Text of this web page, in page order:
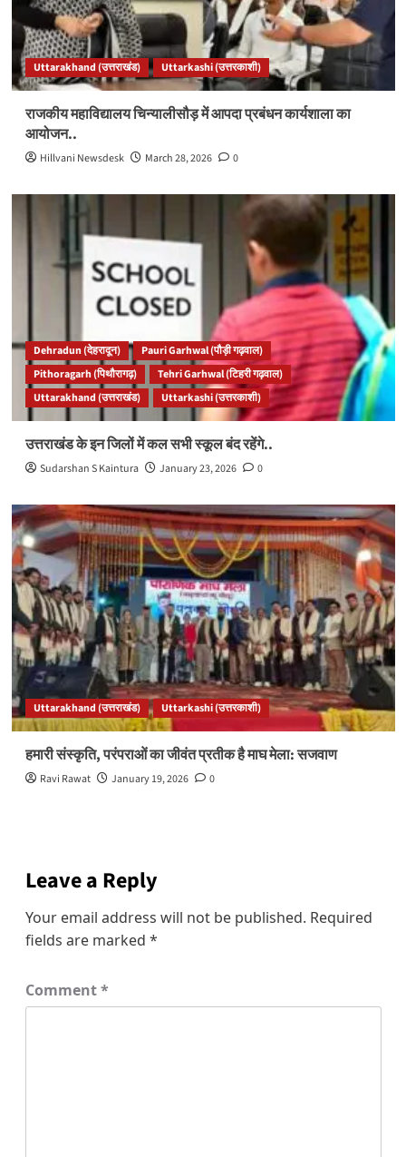
Uttarakhand (उत्तराखंड) Uttarkashi (उत्तरकाशी)
राजकीय महाविद्यालय चिन्यालीसौड़ में आपदा प्रबंधन कार्यशाला का
आयोजन..
Hillvani Newsdesk March 28, 2026 0
Dehradun (देहरादून)
Pauri Garhwal (पौड़ी गढ़वाल)
Pithoragarh (पिथौरागढ़)
Tehri Garhwal (टिहरी गढ़वाल)
Uttarakhand (उत्तराखंड)
Uttarkashi (उत्तरकाशी)
उत्तराखंड के इन जिलों में कल सभी स्कूल बंद रहेंगे..
Sudarshan S Kaintura January 23, 2026 0
Uttarakhand (उत्तराखंड) Uttarkashi (उत्तरकाशी)
हमारी संस्कृति, परंपराओं का जीवंत प्रतीक है माघ मेला: सजवाण
Ravi Rawat January 19, 2026 0
Leave a Reply
Your email address will not be published. Required
fields are marked *
Comment*